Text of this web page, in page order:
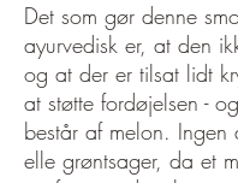
Det som gør denne
ayurvedisk er, at den
og at der er tilsat lidt
at støtte fordøjelsen -
består af melon. Ingen
elle grøntsager, da et